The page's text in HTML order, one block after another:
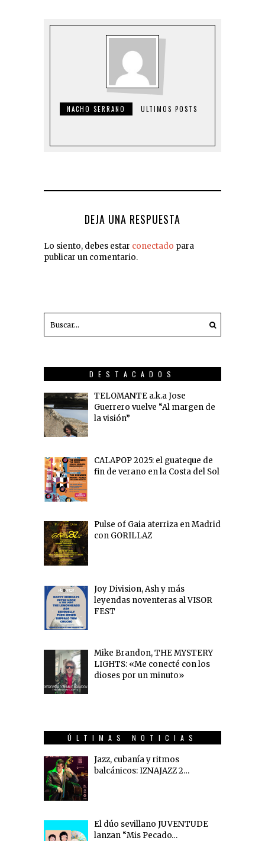
NACHO SERRANO ULTIMOS POSTS
DEJA UNA RESPUESTA
Lo siento, debes estar conectado para
publicar un comentario.
DESTACADOS
TELOMANTE a.k.a Jose
Guerrero vuelve “Al margen de
la visión”
CALAPOP 2025: el guateque de
fin de verano en la Costa del Sol
Pulse of Gaia aterriza en Madrid
con GORILLAZ
Joy Division, Ash y más
leyendas noventeras al VISOR
FEST
Mike Brandon, THE MYSTERY
LIGHTS: «Me conecté con los
dioses por un minuto»
ÚLTIMAS NOTICIAS
Jazz, cubanía y ritmos
balcánicos: IZNAJAZZ 2…
El dúo sevillano JUVENTUDE
lanzan “Mis Pecado…